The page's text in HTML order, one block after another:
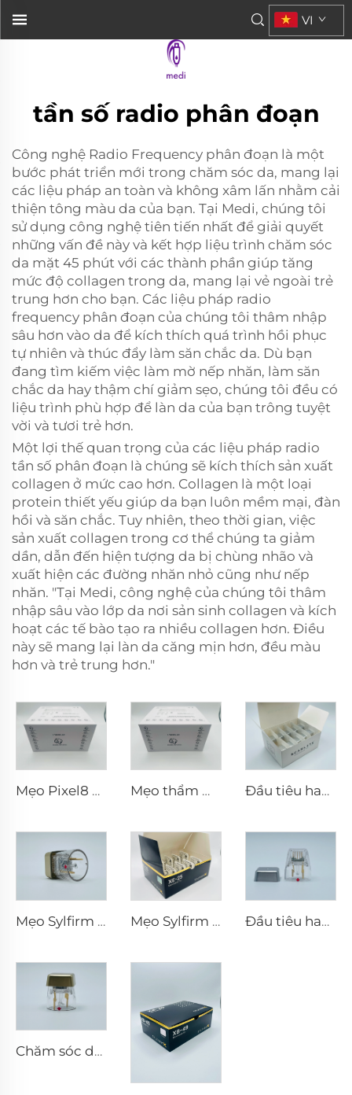
VI
tần số radio phân đoạn
Công nghệ Radio Frequency phân đoạn là một
bước phát triển mới trong chăm sóc da, mang lại
các liệu pháp an toàn và không xâm lấn nhằm cải
thiện tông màu da của bạn. Tại Medi, chúng tôi
sử dụng công nghệ tiên tiến nhất để giải quyết
những vấn đề này và kết hợp liệu trình chăm sóc
da mặt 45 phút với các thành phần giúp tăng
mức độ collagen trong da, mang lại vẻ ngoài trẻ
trung hơn cho bạn. Các liệu pháp radio
frequency phân đoạn của chúng tôi thâm nhập
sâu hơn vào da để kích thích quá trình hồi phục
tự nhiên và thúc đẩy làm săn chắc da. Dù bạn
đang tìm kiếm việc làm mờ nếp nhăn, làm săn
chắc da hay thậm chí giảm sẹo, chúng tôi đều có
liệu trình phù hợp để làn da của bạn trông tuyệt
vời và tươi trẻ hơn.
Một lợi thế quan trọng của các liệu pháp radio
tần số phân đoạn là chúng sẽ kích thích sản xuất
collagen ở mức cao hơn. Collagen là một loại
protein thiết yếu giúp da bạn luôn mềm mại, đàn
hồi và săn chắc. Tuy nhiên, theo thời gian, việc
sản xuất collagen trong cơ thể chúng ta giảm
dần, dẫn đến hiện tượng da bị chùng nhão và
xuất hiện các đường nhăn nhỏ cũng như nếp
nhăn. "Tại Medi, công nghệ của chúng tôi thâm
nhập sâu vào lớp da nơi sản sinh collagen và kích
hoạt các tế bào tạo ra nhiều collagen hơn. Điều
này sẽ mang lại làn da căng mịn hơn, đều màu
hơn và trẻ trung hơn."
Mẹo Pixel8 RF Mẹo thẩm mỹ Pixel8 RF Rohrer 25 49 64 Đầu tiêu hao điện cực lưỡng cực vi kim RF Scarlet S, 25 châm
Mẹo Sylfirm X vi kim rf X-25 Mẹo Sylfirm X vi kim rf XE-25 Đầu tiêu hao điện cực lưỡng cực vi kim RF Scarlet S, 25 châm
Chăm sóc da vi kim RF Sylfirm X đầu tip Sylfirm X X-25